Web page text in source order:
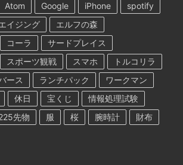
Atom Google iPhone
spotify
イジング
エルフの森
コーラ
サードプレイス
スポーツ観戦 スマホ
トルコリラ
ース ランチパック
ワークマン
休日 宝くじ
情報処理試験
先物 服 桜 腕時計 財布